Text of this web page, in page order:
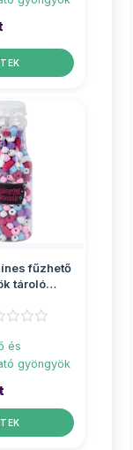
fűzhető
tároló
és
gyöngyök